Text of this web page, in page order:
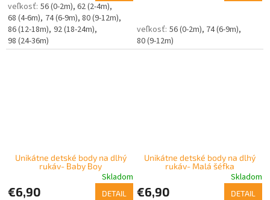
56 (0-2m) 62 (2-4m)
68 (4-6m) 74 (6-9m) 80 (9-12m)
86 (12-18m) 92 (18-24m)
98 (24-36m)
56 (0-2m) 74 (6-9m)
80 (9-12m)
Unikátne detské body na dlhý
rukáv- Baby Boy
Skladom
€6,90 DETAIL
Unikátne detské body na dlhý
rukáv- Malá šéfka
Skladom
€6,90 DETAIL